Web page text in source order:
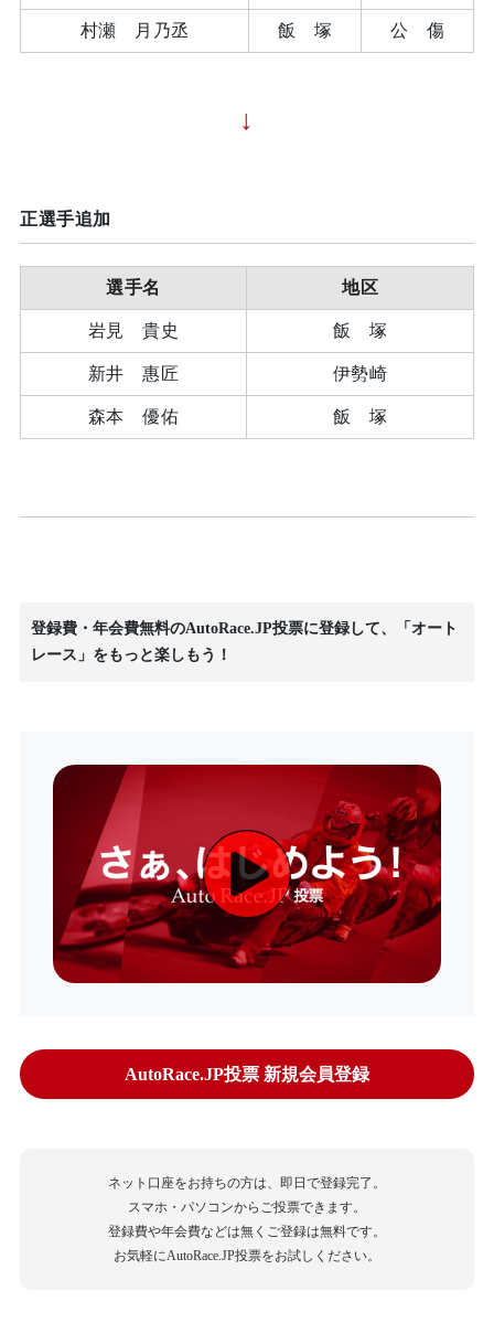
村瀬 月乃丞 飯 塚 公 傷
↓
正選手追加
選手名 地区
岩見 貴史 飯 塚
新井 惠匠 伊勢崎
森本 優佑 飯 塚
登録費・年会費無料のAutoRace.JP投票に登録して、「オート
レース」をもっと楽しもう！
AutoRace.JP投票 新規会員登録
ネット口座をお持ちの方は、即日で登録完了。
スマホ・パソコンからご投票できます。
登録費や年会費などは無くご登録は無料です。
お気軽にAutoRace.JP投票をお試しください。